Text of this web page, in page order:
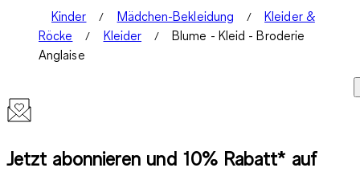
Kinder Mädchen-Bekleidung
Kleider &
Röcke
Kleider
Blume - Kleid - Broderie
Anglaise
Jetzt abonnieren und 10% Rabatt* auf